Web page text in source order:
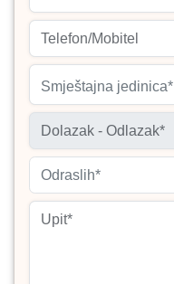
Smještajna jedinica*
Odraslih*